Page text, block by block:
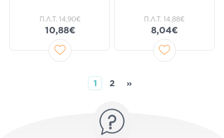
Π.Λ.Τ. 14,90€
10,88€
Π.Λ.Τ. 14,88€
8,04€
1 2 »